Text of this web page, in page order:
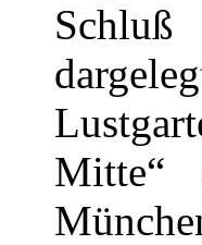
Schluß
Mitte“